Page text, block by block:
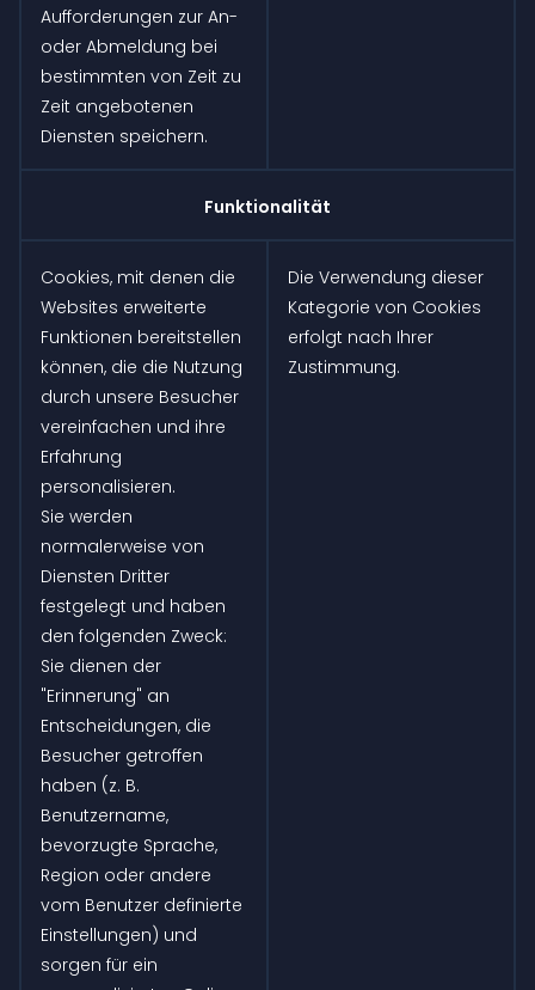
Aufforderungen zur An-
oder Abmeldung bei
bestimmten von Zeit zu
Zeit angebotenen
Diensten speichern.
Funktionalität
Cookies, mit denen die
Websites erweiterte
Funktionen bereitstellen
können, die die Nutzung
durch unsere Besucher
vereinfachen und ihre
Erfahrung
personalisieren.
Sie werden
normalerweise von
Diensten Dritter
festgelegt und haben
den folgenden Zweck:
Sie dienen der
"Erinnerung" an
Entscheidungen, die
Besucher getroffen
haben (z. B.
Benutzername,
bevorzugte Sprache,
Region oder andere
vom Benutzer definierte
Einstellungen) und
sorgen für ein
Die Verwendung dieser
Kategorie von Cookies
erfolgt nach Ihrer
Zustimmung.